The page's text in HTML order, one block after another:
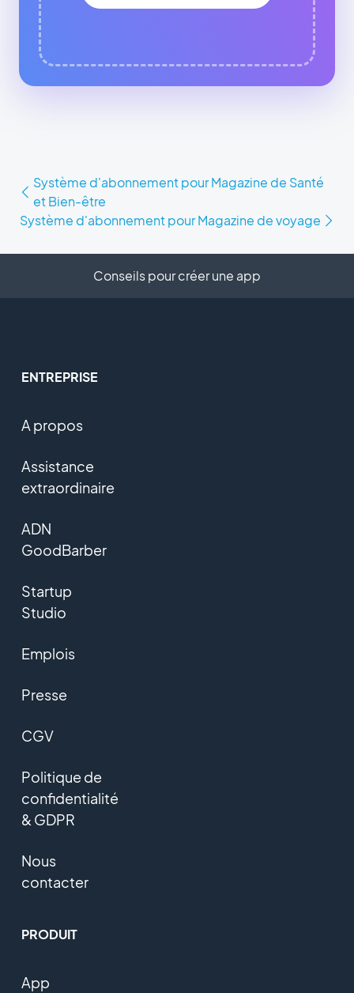
Système d'abonnement pour Magazine de Santé
et Bien-être
Système d'abonnement pour Magazine de voyage
Conseils pour créer une app
ENTREPRISE
A propos
Assistance
extraordinaire
ADN
GoodBarber
Startup
Studio
Emplois
Presse
CGV
Politique de
confidentialité
& GDPR
Nous
contacter
PRODUIT
App